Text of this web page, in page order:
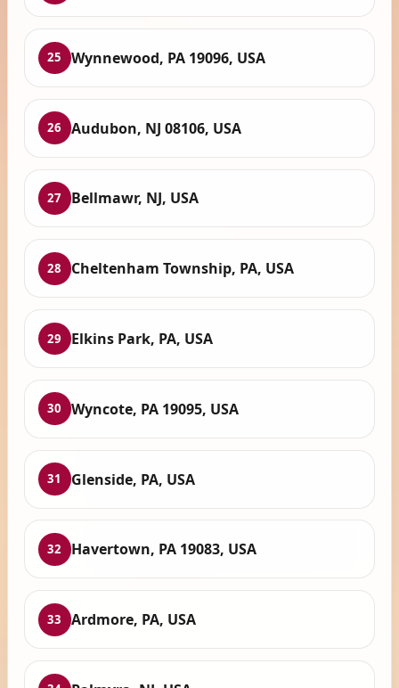
25 Wynnewood, PA 19096, USA
26 Audubon, NJ 08106, USA
27 Bellmawr, NJ, USA
28 Cheltenham Township, PA, USA
29 Elkins Park, PA, USA
30 Wyncote, PA 19095, USA
31 Glenside, PA, USA
32 Havertown, PA 19083, USA
33 Ardmore, PA, USA